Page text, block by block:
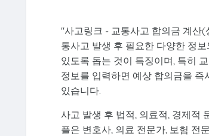
"사고링크 - 교통사고 합의금 계산
통사고 발생 후 필요한 다양한 정
있도록 돕는 것이 특징이며, 특히
정보를 입력하면 예상 합의금을
있습니다.
사고 발생 후 법적, 의료적, 경제적
플은 변호사, 의료 전문가, 보험 전